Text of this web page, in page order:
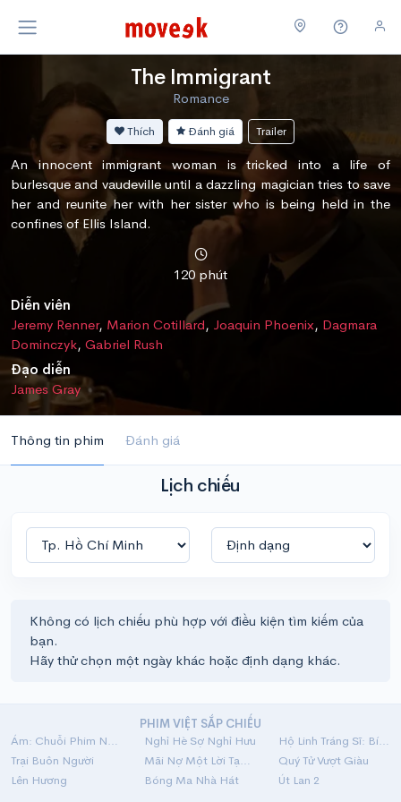
The Immigrant
Romance
Thích Đánh giá Trailer
An innocent immigrant woman is tricked into a life of
burlesque and vaudeville until a dazzling magician tries to save
her and reunite her with her sister who is being held in the
confines of Ellis Island.
120 phút
Diễn viên
Jeremy Renner, Marion Cotillard, Joaquin Phoenix, Dagmara
Dominczyk, Gabriel Rush
Đạo diễn
James Gray
Thông tin phim Đánh giá
Lịch chiếu
Không có lịch chiếu phù hợp với điều kiện tìm kiếm của
bạn.
Hãy thử chọn một ngày khác hoặc định dạng khác.
PHIM VIỆT SẮP CHIẾU
Ám: Chuỗi Phim Ngắn Linh Dị
Nghỉ Hè Sợ Nghỉ Hưu
Hộ Linh Tráng Sĩ: Bí Ẩn Mộ Vua Đinh
Trại Buôn Người
Mãi Nợ Một Lời Tạm Biệt
Quý Tử Vượt Giàu
Lên Hương
Bóng Ma Nhà Hát Út Lan 2